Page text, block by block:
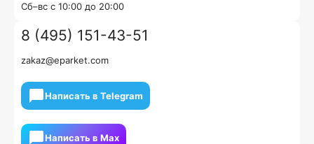
Cб–вс с 10:00 до 20:00
8 (495) 151-43-51
zakaz@eparket.com
Написать в Telegram
Написать в Мах